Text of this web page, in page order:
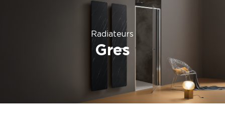
Radiateurs
Gres